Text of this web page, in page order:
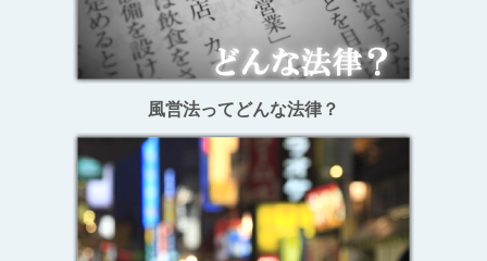
風営法ってどんな法律？